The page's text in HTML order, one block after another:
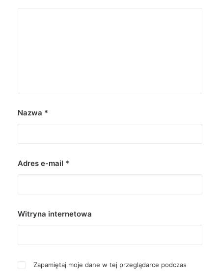
Nazwa *
Adres e-mail *
Witryna internetowa
Zapamiętaj moje dane w tej przeglądarce podczas